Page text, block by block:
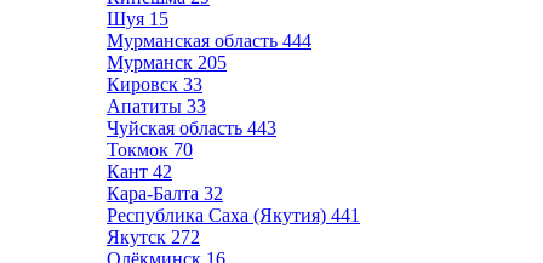
Шуя 15
Мурманская область 444
Мурманск 205
Кировск 33
Апатиты 33
Чуйская область 443
Токмок 70
Кант 42
Кара-Балта 32
Республика Саха (Якутия) 441
Якутск 272
Олёкминск 16